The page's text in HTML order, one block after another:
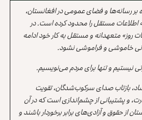
رسانه‌ها و فضای عمومی در افغانستان،
مستقل را محدود کرده است. در
روز» متعهدانه و مستقل به کار خود ادامه
خاموشی و فراموشی نشود.
نیستیم و تنها برای مردم می‌نویسیم.
بازتاب صدای سرکوب‌شدگان، تقویت
و پشتیبانی از چشم‌اندازی است که در آن
از حقوق و آزادی‌های برابر برخوردار باشند و